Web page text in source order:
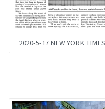
2020-5-17 NEW YORK TIMES